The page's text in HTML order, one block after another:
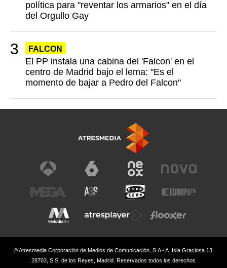
política para "reventar los armarios" en el día
del Orgullo Gay
FALCON
El PP instala una cabina del 'Falcon' en el
centro de Madrid bajo el lema: "Es el
momento de bajar a Pedro del Falcon"
© Atresmedia Corporación de Medios de Comunicación, S.A - A. Isla Graciosa 13,
28703, S.S. de los Reyes, Madrid. Reservados todos los derechos